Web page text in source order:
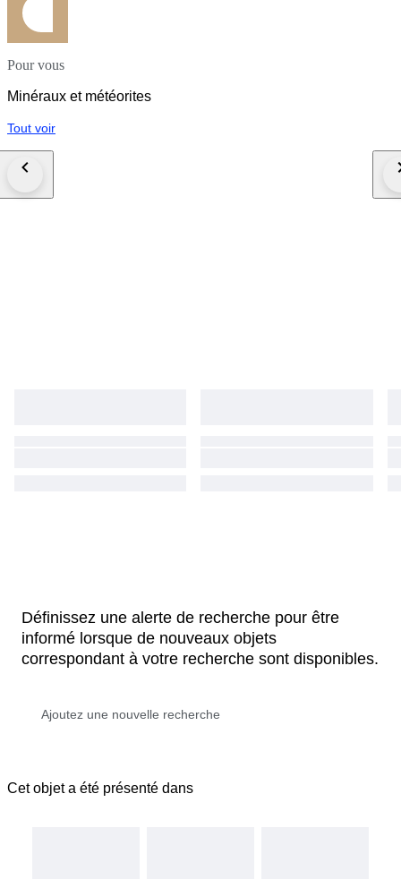
Pour vous
Minéraux et météorites
Tout voir
Définissez une alerte de recherche pour être
informé lorsque de nouveaux objets
correspondant à votre recherche sont disponibles.
Cet objet a été présenté dans